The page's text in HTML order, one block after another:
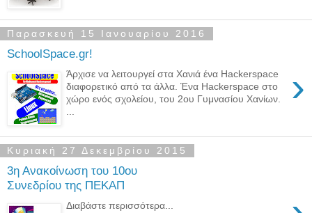
Παρασκευή 15 Ιανουαρίου 2016
SchoolSpace.gr!
›
Άρχισε να λειτουργεί στα Χανιά ένα Hackerspace
διαφορετικό από τα άλλα. Ένα Hackerspace στο
χώρο ενός σχολείου, του 2ου Γυμνασίου Χανίων.
Κυριακή 27 Δεκεμβρίου 2015
3η Ανακοίνωση του 10ου
Συνεδρίου της ΠΕΚΑΠ
Διαβάστε περισσότερα...